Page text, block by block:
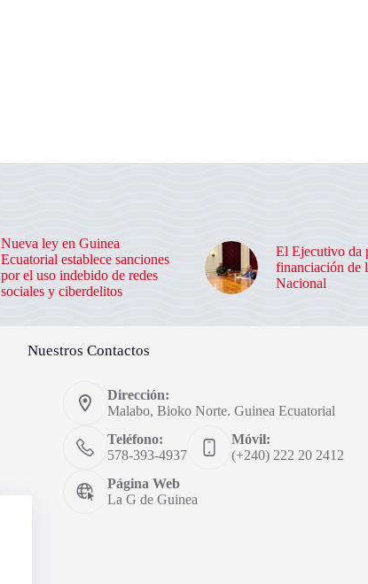
Nueva ley en Guinea
Ecuatorial establece sanciones
por el uso indebido de redes
sociales y ciberdelitos
El Ejecutivo da
financiación de
Nacional
Nuestros Contactos
Dirección:
Malabo, Bioko Norte. Guinea Ecuatorial
Teléfono:
578-393-4937
Móvil:
(+240) 222 20 2412
Página Web
La G de Guinea